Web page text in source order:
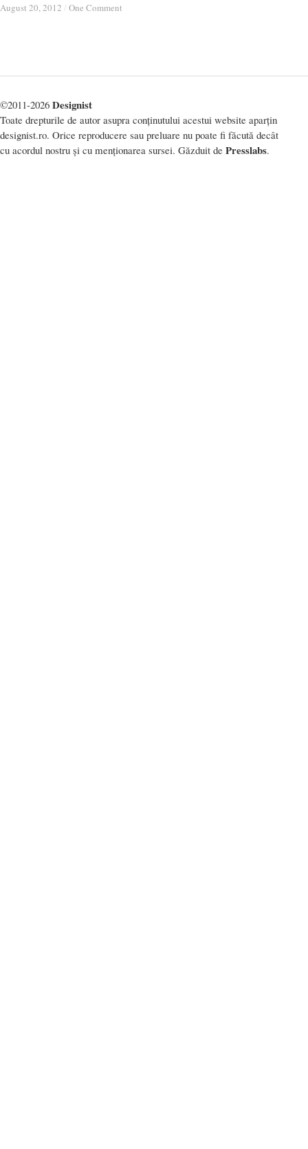
August 20, 2012 / One Comment
August 20, 2012 / One Comment
©2011-2026 Designist
Toate drepturile de autor asupra conținutului acestui website aparțin
designist.ro. Orice reproducere sau preluare nu poate fi făcută decât
cu acordul nostru și cu menționarea sursei. Găzduit de Presslabs.